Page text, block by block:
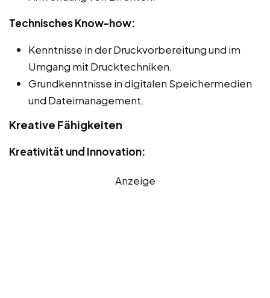
Technisches Know-how:
Kenntnisse in der Druckvorbereitung und im
Umgang mit Drucktechniken.
Grundkenntnisse in digitalen Speichermedien
und Dateimanagement.
Kreative Fähigkeiten
Kreativität und Innovation:
Anzeige